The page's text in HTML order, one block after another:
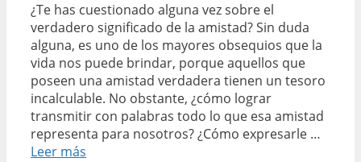
¿Te has cuestionado alguna vez sobre el
verdadero significado de la amistad? Sin duda
alguna, es uno de los mayores obsequios que la
vida nos puede brindar, porque aquellos que
poseen una amistad verdadera tienen un tesoro
incalculable. No obstante, ¿cómo lograr
transmitir con palabras todo lo que esa amistad
representa para nosotros? ¿Cómo expresarle …
Leer más